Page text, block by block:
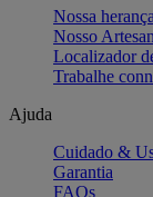
Nossa herança
Nosso
Localizador
Trabalhe
Ajuda
Cuidado &
Garantia
FAQs